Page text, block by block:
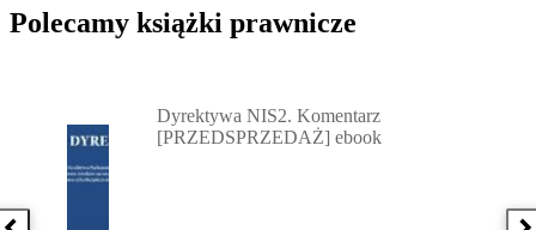
Polecamy książki prawnicze
Dyrektywa NIS2. Komentarz
[PRZEDSPRZEDAŻ] ebook